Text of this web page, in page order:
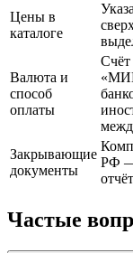
Цены в
каталоге
Валюта и
способ
оплаты
Закрывающие
документы
РФ —
Частые